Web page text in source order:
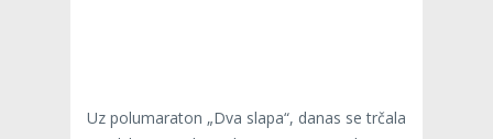
Uz polumaraton „Dva slapa“, danas se trčala